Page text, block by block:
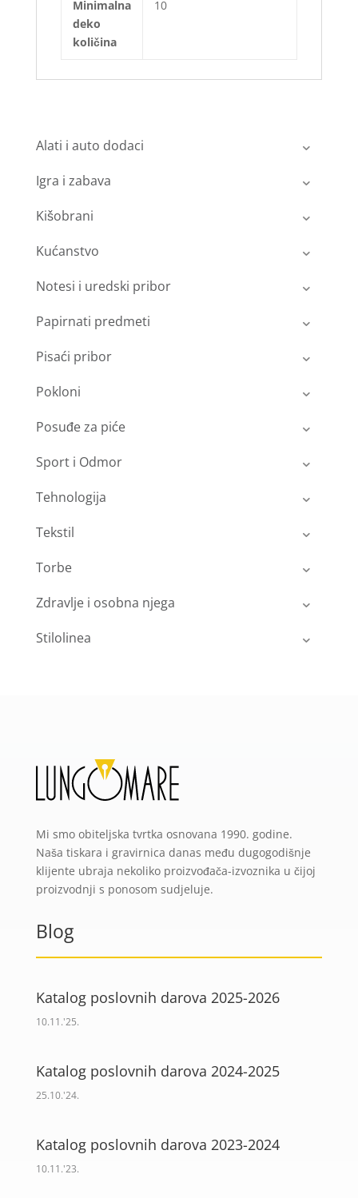
Minimalna
deko
količina
10
Alati i auto dodaci
Igra i zabava
Kišobrani
Kućanstvo
Notesi i uredski pribor
Papirnati predmeti
Pisaći pribor
Pokloni
Posuđe za piće
Sport i Odmor
Tehnologija
Tekstil
Torbe
Zdravlje i osobna njega
Stilolinea
Mi smo obiteljska tvrtka osnovana 1990. godine.
Naša tiskara i gravirnica danas među dugogodišnje
klijente ubraja nekoliko proizvođača-izvoznika u čijoj
proizvodnji s ponosom sudjeluje.
Blog
Katalog poslovnih darova 2025-2026
10.11.'25.
Katalog poslovnih darova 2024-2025
25.10.'24.
Katalog poslovnih darova 2023-2024
10.11.'23.